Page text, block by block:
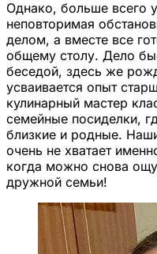
Однако, больше всего
неповторимая
делом, а вместе все
общему столу. Дело
беседой, здесь же
усваивается опыт
кулинарный мастер
семейные посиделки,
близкие и родные.
очень не хватает
когда можно снова
дружной семьи!